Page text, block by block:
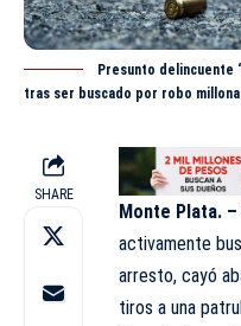
Presunto delincuente
tras ser buscado por robo
SHARE
Monte Plata. –
activamente
arresto, cayó
tiros a una